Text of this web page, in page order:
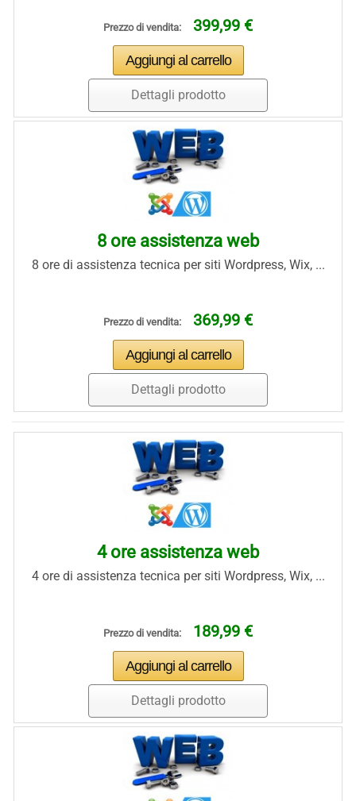
Prezzo di vendita: 399,99 €
Dettagli prodotto
8 ore assistenza web
8 ore di assistenza tecnica per siti Wordpress, Wix, ...
Prezzo di vendita: 369,99 €
Dettagli prodotto
4 ore assistenza web
4 ore di assistenza tecnica per siti Wordpress, Wix, ...
Prezzo di vendita: 189,99 €
Dettagli prodotto